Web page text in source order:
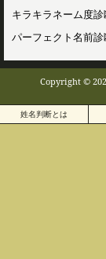
キラキラネーム度
パーフェクト名前診
Copyright ©
姓名判断とは